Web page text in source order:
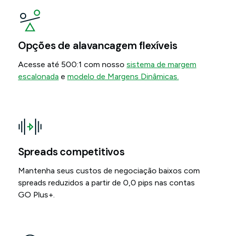
Opções de alavancagem flexíveis
Acesse até 500:1 com nosso sistema de margem
escalonada e modelo de Margens Dinâmicas.
Spreads competitivos
Mantenha seus custos de negociação baixos com
spreads reduzidos a partir de 0,0 pips nas contas
GO Plus+.